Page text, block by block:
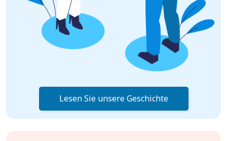
Lesen Sie unsere Geschichte